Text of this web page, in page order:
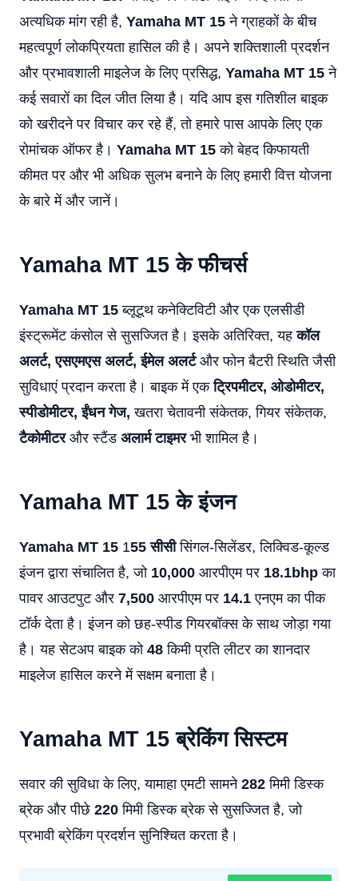
अत्यधिक मांग रही है, Yamaha MT 15 ने ग्राहकों के बीच
महत्वपूर्ण लोकप्रियता हासिल की है। अपने शक्तिशाली प्रदर्शन
और प्रभावशाली माइलेज के लिए प्रसिद्ध, Yamaha MT 15 ने
कई सवारों का दिल जीत लिया है। यदि आप इस गतिशील बाइक
को खरीदने पर विचार कर रहे हैं, तो हमारे पास आपके लिए एक
रोमांचक ऑफर है। Yamaha MT 15 को बेहद किफायती
कीमत पर और भी अधिक सुलभ बनाने के लिए हमारी वित्त योजना
के बारे में और जानें।
Yamaha MT 15के फीचर्स
Yamaha MT 15 ब्लूटूथ कनेक्टिविटी और एक एलसीडी
इंस्ट्रूमेंट कंसोल से सुसज्जित है। इसके अतिरिक्त, यहकॉल
अलर्ट, एसएमएस अलर्ट, ईमेल अलर्टऔर फोन बैटरी स्थिति जैसी
सुविधाएं प्रदान करता है। बाइक में एकट्रिपमीटर, ओडोमीटर,
स्पीडोमीटर, ईंधन गेज, खतरा चेतावनी संकेतक, गियर संकेतक,
टैकोमीटरऔर स्टैंड अलार्म टाइमरभी शामिल है।
Yamaha MT 15के इंजन
Yamaha MT 15 155 सीसीसिंगल-सिलेंडर, लिक्विड-कूल्ड
इंजन द्वारा संचालित है, जो 10,000 आरपीएम पर 18.1bhp का
पावर आउटपुट और 7,500 आरपीएम पर 14.1 एनएम का पीक
टॉर्क देता है। इंजन को छह-स्पीड गियरबॉक्स के साथ जोड़ा गया
है। यह सेटअप बाइक को 48 किमी प्रति लीटर का शानदार
माइलेज हासिल करने में सक्षम बनाता है।
Yamaha MT 15 ब्रेकिंग सिस्टम
सवार की सुविधा के लिए, यामाहा एमटी सामने 282 मिमी डिस्क
ब्रेक और पीछे 220 मिमी डिस्क ब्रेक से सुसज्जित है, जो
प्रभावी ब्रेकिंग प्रदर्शन सुनिश्चित करता है।